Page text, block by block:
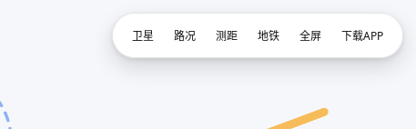
卫星 路况 测距 地铁 全屏 下载APP